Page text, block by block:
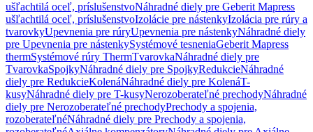
ušľachtilá oceľ, príslušenstvoNáhradné diely pre Geberit Mapress
ušľachtilá oceľ, príslušenstvoIzolácie pre nástenkyIzolácia pre rúry a
tvarovkyUpevnenia pre rúryUpevnenia pre nástenkyNáhradné diely
pre Upevnenia pre nástenkySystémové tesneniaGeberit Mapress
thermSystémové rúry ThermTvarovkaNáhradné diely pre
TvarovkaSpojkyNáhradné diely pre SpojkyRedukcieNáhradné
diely pre RedukcieKolenáNáhradné diely pre KolenáT-
kusyNáhradné diely pre T-kusyNerozoberateľné prechodyNáhradné
diely pre Nerozoberateľné prechodyPrechody a spojenia,
rozoberateľnéNáhradné diely pre Prechody a spojenia,